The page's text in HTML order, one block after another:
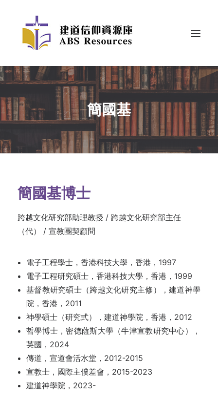
簡國基
簡國基博士
跨越文化研究部助理教授 / 跨越文化研究部主任
（代） / 宣教團契顧問
電子工程學士，香港科技大學，香港，1997
電子工程研究碩士，香港科技大學，香港，1999
基督教研究碩士（跨越文化研究主修），建道神學
院，香港，2011
神學碩士（研究式），建道神學院，香港，2012
哲學博士，密德薩斯大學（牛津宣教研究中心），
英國，2024
傳道，宣道會活水堂，2012-2015
宣教士，國際主僕差會，2015-2023
建道神學院，2023-